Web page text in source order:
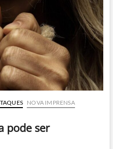
NOVA IMPRENSA
pode ser